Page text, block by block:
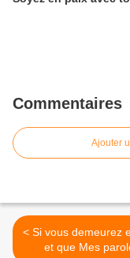
Commentaires
Ajouter
< Si vous demeurez en Moi,
et que Mes